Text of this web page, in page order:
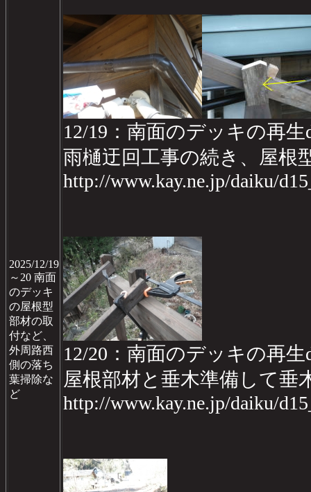
2025/12/19
～20 南面
のデッキ
の屋根型
部材の取
付など、
外周路西
側の落ち
葉掃除な
ど
12/19：南面のデッキの再生
雨樋迂回工事の続き、屋根
http://www.kay.ne.jp/daiku/
12/20：南面のデッキの再生
屋根部材と垂木準備して垂
http://www.kay.ne.jp/daiku/